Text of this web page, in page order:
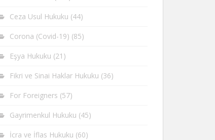
Ceza Usul Hukuku (44)
Corona (Covid-19) (85)
Eşya Hukuku (21)
Fikri ve Sinai Haklar Hukuku (36)
For Foreigners (57)
Gayrimenkul Hukuku (45)
İcra ve İflas Hukuku (60)